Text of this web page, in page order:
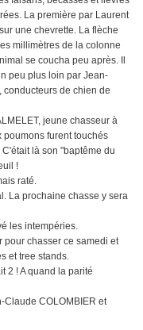
La première par Laurent
une chevrette. La flèche
millimètres de la colonne
se coucha peu après. Il
peu plus loin par Jean-
conducteurs de chien de
jeune chasseur à
poumons furent touchés
là son "baptême du
!
raté.
La prochaine chasse y sera
les intempéries.
pour chasser ce samedi et
et tree stands.
2 ! A quand la parité
Claude COLOMBIER et